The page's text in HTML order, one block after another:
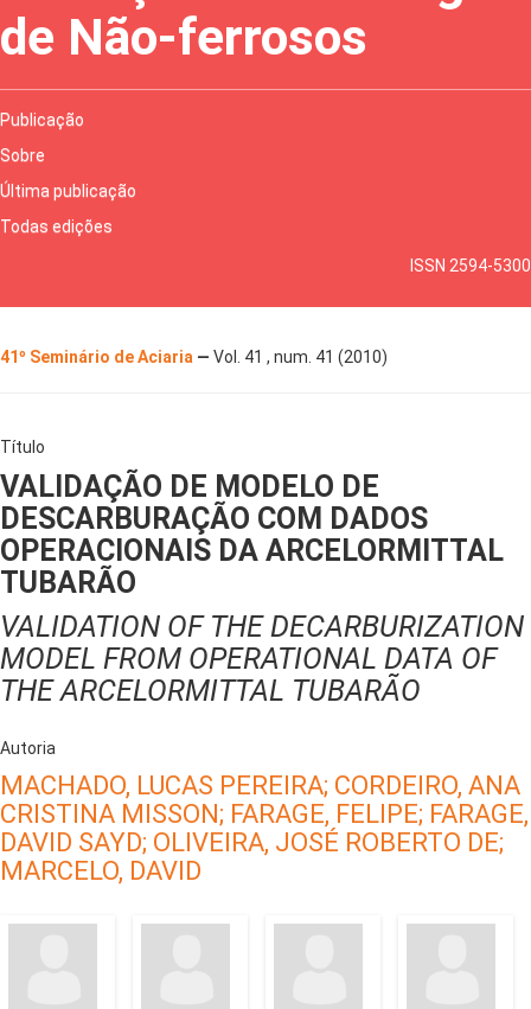
de Não-ferrosos
Publicação
Sobre
Última publicação
Todas edições
ISSN 2594-5300
41º Seminário de Aciaria — Vol. 41 , num. 41 (2010)
Título
VALIDAÇÃO DE MODELO DE
DESCARBURAÇÃO COM DADOS
OPERACIONAIS DA ARCELORMITTAL
TUBARÃO
VALIDATION OF THE DECARBURIZATION
MODEL FROM OPERATIONAL DATA OF
THE ARCELORMITTAL TUBARÃO
Autoria
MACHADO, LUCAS PEREIRA; CORDEIRO, ANA
CRISTINA MISSON; FARAGE, FELIPE; FARAGE,
DAVID SAYD; OLIVEIRA, JOSÉ ROBERTO DE;
MARCELO, DAVID